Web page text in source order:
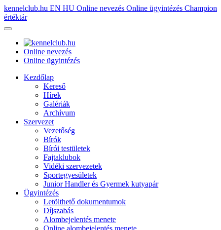
kennelclub.hu EN HU Online nevezés Online ügyintézés Champion
értéktár
Online nevezés
Online ügyintézés
Kezdőlap
Kereső
Hírek
Galériák
Archívum
Szervezet
Vezetőség
Bírók
Bírói testületek
Fajtaklubok
Vidéki szervezetek
Sportegyesületek
Junior Handler és Gyermek kutyapár
Ügyintézés
Letölthető dokumentumok
Díjszabás
Alombejelentés menete
Online alombejelentés menete